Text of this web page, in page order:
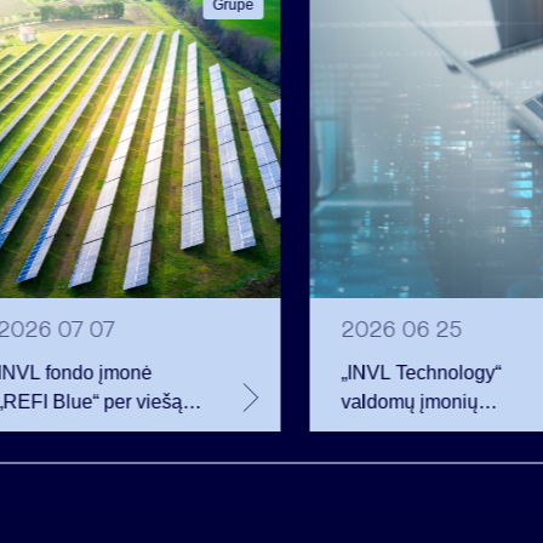
Grupė
07 07
INVL fondo įmonė
Blue“ per viešą
emisiją
12 mln. eurų –
2026 06 25
„INVL Technology“
valdomų įmonių
darbuotojai realizavo
opcionus ir tapo